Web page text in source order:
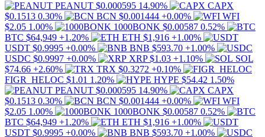
PEANUT $0.000595 14.90%
CAPX
$0.1513 0.30% BCN $0.001444 +0.00%
WFI
$2.05 1.00% 1000BONK $0.00587 0.52%
BTC $64,949 +1.20% ETH $1,916 +1.00%
USDT $0.9995 +0.00% BNB $593.70 +1.00%
USDC $0.9997 +0.00% XRP $1.03 +1.10%
SOL
$74.66 +2.60% TRX $0.3272 +0.10%
FIGR_HELOC $1.01 1.20% HYPE $54.42 1.50%
PEANUT $0.000595 14.90%
CAPX
$0.1513 0.30% BCN $0.001444 +0.00%
WFI
$2.05 1.00% 1000BONK $0.00587 0.52%
BTC $64,949 +1.20% ETH $1,916 +1.00%
USDT $0.9995 +0.00% BNB $593.70 +1.00%